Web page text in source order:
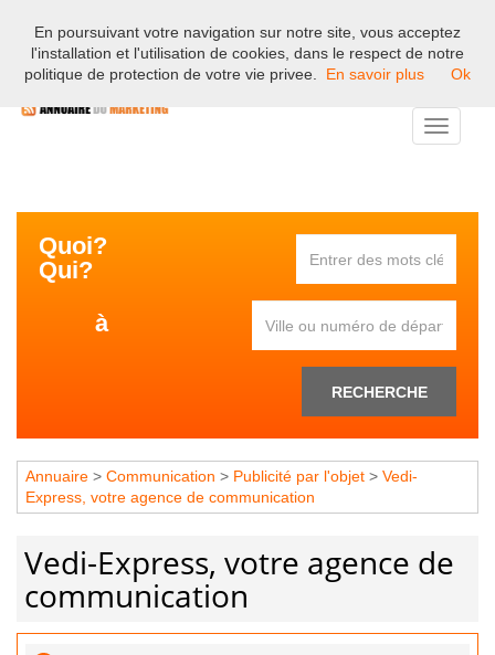
Bienvenue sur l'annuaire professionnel du marketing et de la
communication en France.
Toggle
Quoi?
Qui?
à
RECHERCHE
Annuaire > Communication > Publicité par l'objet > Vedi-
Express, votre agence de communication
Vedi-Express, votre agence de
communication
En poursuivant votre navigation sur notre site, vous acceptez
l'installation et l'utilisation de cookies, dans le respect de notre
politique de protection de votre vie privee.
En savoir plus Ok